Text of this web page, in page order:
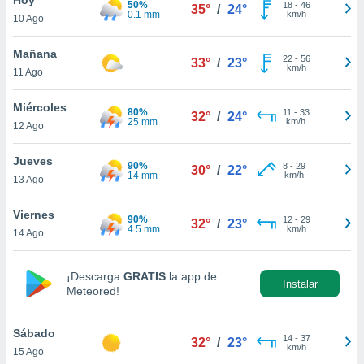
y
en
más
de
cookies
aceptar
10 Ago
50%
0.1 mm
35° / 24° 18- 46
km/h
Mañana
11 Ago
33° / 23° 22- 56
km/h
Miércoles
12 Ago
80%
25 mm
32° / 24° 11 - 33
km/h
Jueves
13 Ago
90%
14 mm
30° / 22° 8- 29
km/h
Viernes
14 Ago
90%
4.5 mm
32° / 23° 12- 29
km/h
¡Descarga GRATIS la app de
Meteored!
Instalar
Sábado
15 Ago
32° / 23° 14- 37
km/h